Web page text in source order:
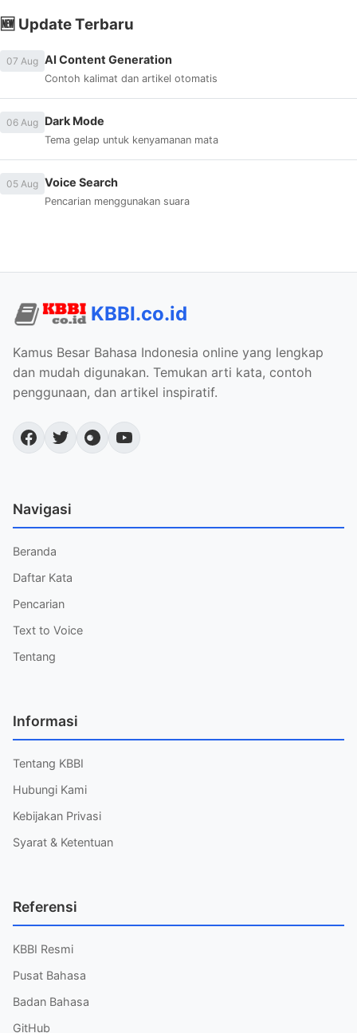
🆕 Update Terbaru
07 Aug AI Content Generation
Contoh kalimat dan artikel otomatis
06 Aug Dark Mode
Tema gelap untuk kenyamanan mata
05 Aug Voice Search
Pencarian menggunakan suara
KBBI.co.id
Kamus Besar Bahasa Indonesia online yang lengkap
dan mudah digunakan. Temukan arti kata, contoh
penggunaan, dan artikel inspiratif.
Navigasi
Beranda
Daftar Kata
Pencarian
Text to Voice
Tentang
Informasi
Tentang KBBI
Hubungi Kami
Kebijakan Privasi
Syarat & Ketentuan
Referensi
KBBI Resmi
Pusat Bahasa
Badan Bahasa
GitHub